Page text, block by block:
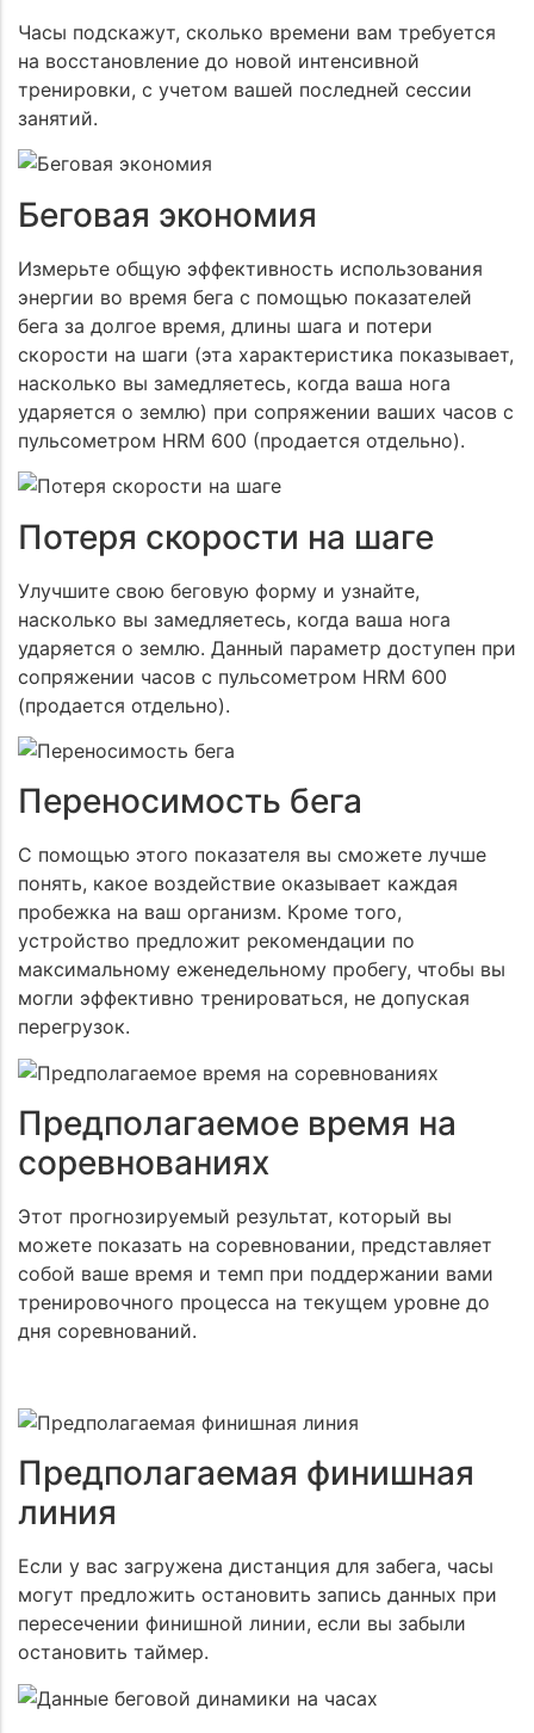
Часы подскажут, сколько времени вам требуется
на восстановление до новой интенсивной
тренировки, с учетом вашей последней сессии
занятий.
Беговая экономия
Измерьте общую эффективность использования
энергии во время бега с помощью показателей
бега за долгое время, длины шага и потери
скорости на шаги (эта характеристика показывает,
насколько вы замедляетесь, когда ваша нога
ударяется о землю) при сопряжении ваших часов с
пульсометром HRM 600 (продается отдельно).
Потеря скорости на шаге
Улучшите свою беговую форму и узнайте,
насколько вы замедляетесь, когда ваша нога
ударяется о землю. Данный параметр доступен при
сопряжении часов с пульсометром HRM 600
(продается отдельно).
Переносимость бега
С помощью этого показателя вы сможете лучше
понять, какое воздействие оказывает каждая
пробежка на ваш организм. Кроме того,
устройство предложит рекомендации по
максимальному еженедельному пробегу, чтобы вы
могли эффективно тренироваться, не допуская
перегрузок.
Предполагаемое время на
соревнованиях
Этот прогнозируемый результат, который вы
можете показать на соревновании, представляет
собой ваше время и темп при поддержании вами
тренировочного процесса на текущем уровне до
дня соревнований.
Предполагаемая финишная
линия
Если у вас загружена дистанция для забега, часы
могут предложить остановить запись данных при
пересечении финишной линии, если вы забыли
остановить таймер.
Заказать звонок
Заполните форму и наш менеджер свяжется с вами
чтобы ответить на все ваши вопросы
Задать вопрос
Вы можете задать любой вопрос на тему нашей
постараемся ответить на него как можно быстрее и
подробнее.
Предзаказ
Заполните форму и наш менеджер свяжется с вами
в ближайшее для уточнения деталей заказа.